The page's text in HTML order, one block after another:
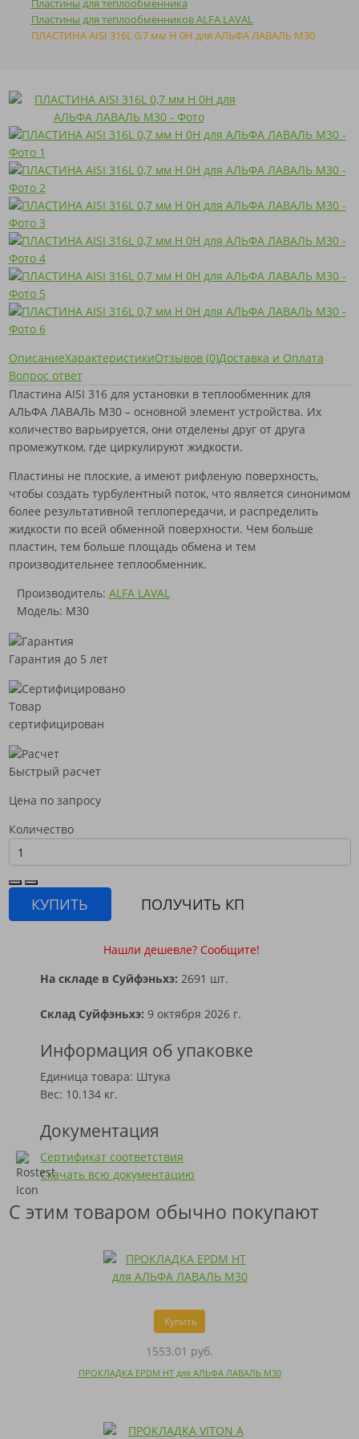
Пластины для теплообменников ALFA LAVAL
ПЛАСТИНА AISI 316L 0,7 мм H 0H для АЛЬФА ЛАВАЛЬ M30
ОписаниеХарактеристикиОтзывов (0)Доставка и Оплата
Вопрос ответ
Пластина AISI 316 для установки в теплообменник для
АЛЬФА ЛАВАЛЬ M30 – основной элемент устройства. Их
количество варьируется, они отделены друг от друга
промежутком, где циркулируют жидкости.
Пластины не плоские, а имеют рифленую поверхность,
чтобы создать турбулентный поток, что является синонимом
более результативной теплопередачи, и распределить
жидкости по всей обменной поверхности. Чем больше
пластин, тем больше площадь обмена и тем
производительнее теплообменник.
Производитель: ALFA LAVAL
Модель: M30
Гарантия до 5 лет
Товар
сертифицирован
Быстрый расчет
Цена по запросу
Количество
КУПИТЬ ПОЛУЧИТЬ КП
Нашли дешевле? Сообщите!
На складе в Суйфэньхэ: 2691 шт.
Склад Суйфэньхэ: 9 октября 2026 г.
Информация об упаковке
Единица товара: Штука
Вес: 10.134 кг.
Документация
Сертификат соответствия
Скачать всю документацию
С этим товаром обычно покупают
Купить
1553.01 руб.
ПРОКЛАДКА EPDM HT для АЛЬФА ЛАВАЛЬ M30